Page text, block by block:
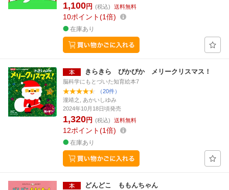
1,100円 (税込) 送料無料
10ポイント 1倍
在庫あり
きらきら ぴかぴか メリークリスマス！
脳科学にもとづいた知育絵本7
（20件）
瀧靖之, あかいしゆみ
2024年10月18日頃発売
1,320円 (税込) 送料無料
12ポイント 1倍
在庫あり
どんどこ ももんちゃん